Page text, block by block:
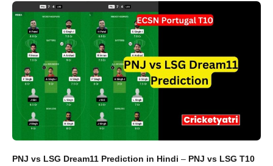
PNJ vs LSG Dream11 Prediction in Hindi – PNJ vs LSG T10